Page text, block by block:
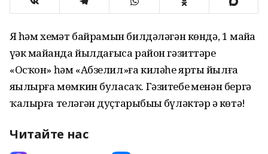
Яҙ һәм хеҙмәт байрамын билдәләгән көндә, 1 майҙа
үҙәк майҙанда йылдағыса район гәзиттәре
«Осҡон» һәм «Абзелил»ға киләһе ярты йылға
яҙылырға мөмкин буласаҡ. Гәзитебеҙ менән бергә
ҡалырға теләгән дуҫтарыбыҙҙы бүләктәр ҙә көтә!
Читайте нас